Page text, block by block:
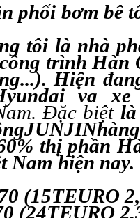
phối bơm bê
tôi là nhà
trình Hàn
...). Hiện
va xe
Đặc biệt
JUNJIN
thị phần
Nam hiện nay.
(15TEURO
(24TEURO